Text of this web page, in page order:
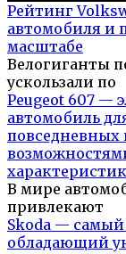
Рейтинг
автомобиля и
масштабе
Велогиганты
ускользали по
Peugeot 607 —
автомобиль
В мире
привлекают
Skoda —
обладающий